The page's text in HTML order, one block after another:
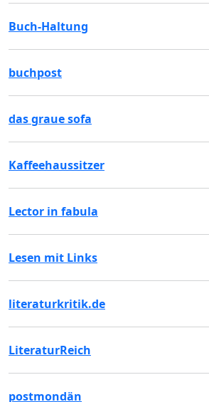
Buch-Haltung
buchpost
das graue sofa
Kaffeehaussitzer
Lector in fabula
Lesen mit Links
literaturkritik.de
LiteraturReich
postmondän